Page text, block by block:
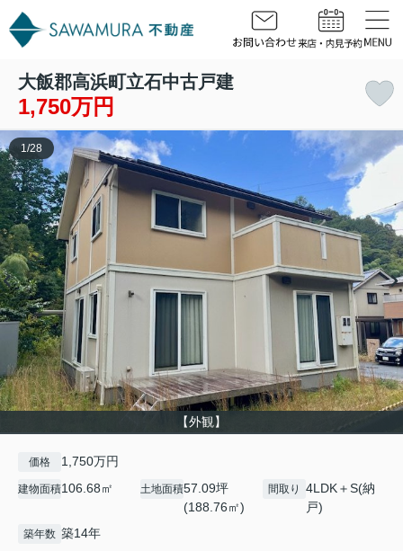
大飯郡高浜町立石中古戸建
1,750万円
【外観】
1 /28
価格 1,750万円
建物面積106.68㎡ 土地面積57.09坪
(188.76㎡)
間取り
4LDK＋S(納
戸)
築年数 築14年